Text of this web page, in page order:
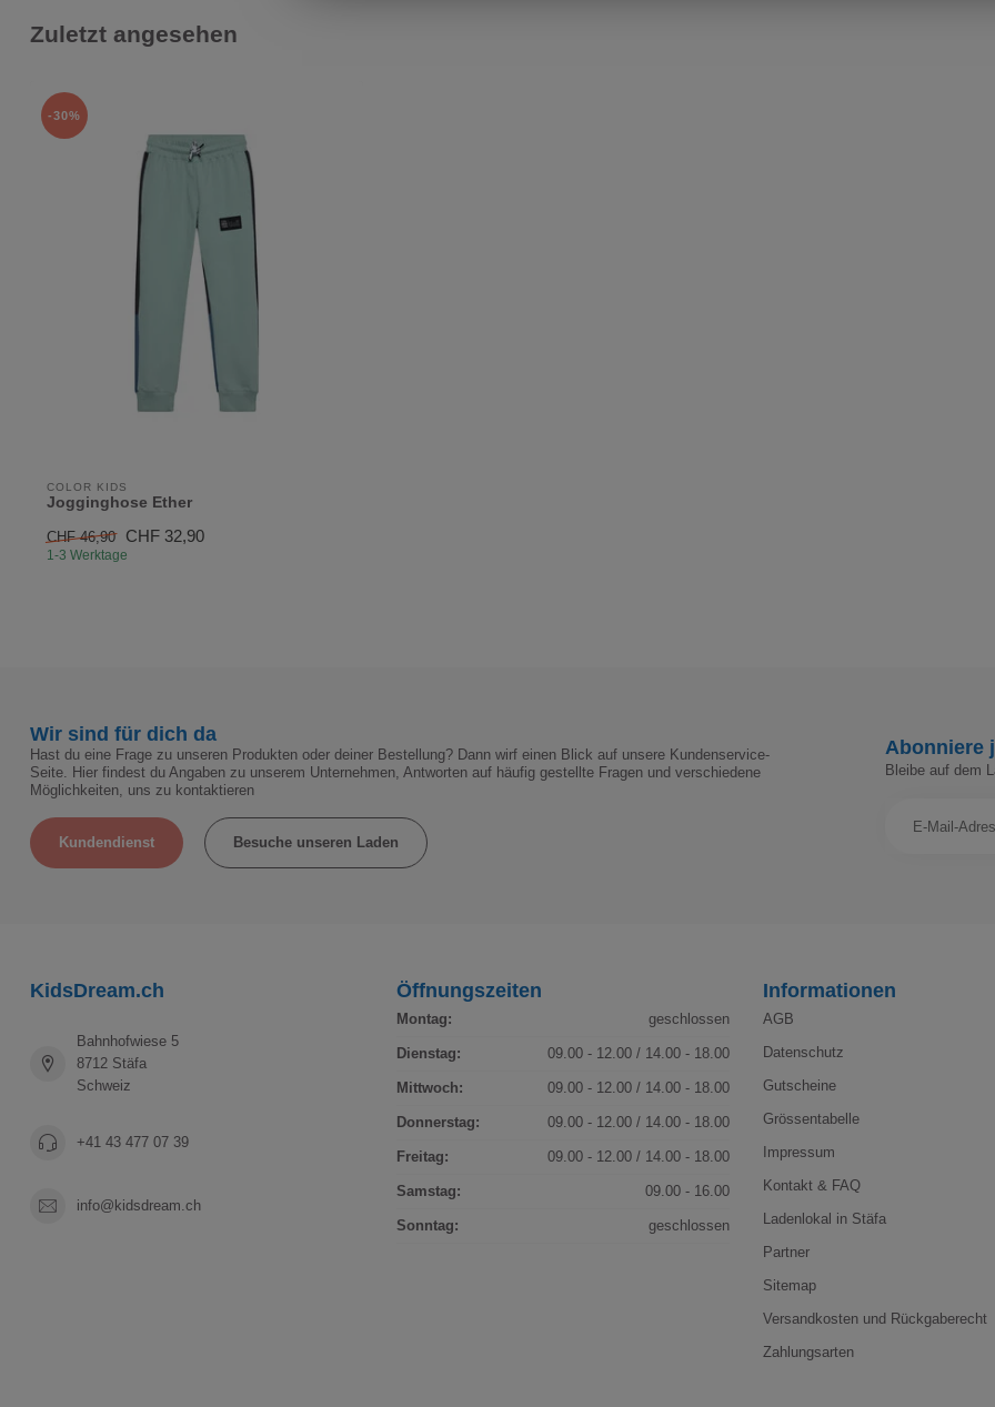
Zuletzt angesehen
-30%
COLOR KIDS
Jogginghose Ether
CHF 46,90 CHF 32,90
1-3 Werktage
Wir sind für dich da
Hast du eine Frage zu unseren Produkten oder deiner Bestellung? Dann wirf einen Blick auf unsere Kundenservice-
Seite. Hier findest du Angaben zu unserem Unternehmen, Antworten auf häufig gestellte Fragen und verschiedene
Möglichkeiten, uns zu kontaktieren
Kundendienst Besuche unseren Laden
Abonniere
Bleibe auf dem
KidsDream.ch
Bahnhofwiese 5
8712 Stäfa
Schweiz
+41 43 477 07 39
info@kidsdream.ch
Öffnungszeiten
Montag: geschlossen
Dienstag: 09.00 - 12.00 / 14.00 - 18.00
Mittwoch: 09.00 - 12.00 / 14.00 - 18.00
Donnerstag: 09.00 - 12.00 / 14.00 - 18.00
Freitag: 09.00 - 12.00 / 14.00 - 18.00
Samstag: 09.00 - 16.00
Sonntag: geschlossen
Informationen
AGB
Datenschutz
Gutscheine
Grössentabelle
Impressum
Kontakt & FAQ
Ladenlokal in Stäfa
Partner
Sitemap
Versandkosten und Rückgaberecht
Zahlungsarten